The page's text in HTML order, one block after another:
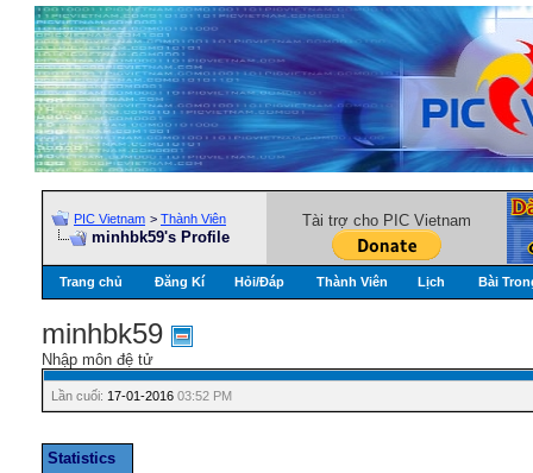
PIC Vietnam > Thành Viên
minhbk59's Profile
Tài trợ cho PIC Vietnam
Trang chủ Đăng Kí Hỏi/Ðáp Thành Viên Lịch Bài
minhbk59
Nhập môn đệ tử
Lần cuối: 17-01-2016 03:52 PM
Statistics